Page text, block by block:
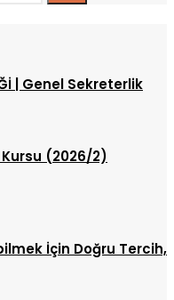
| Genel Sekreterlik
(2026/2)
İçin Doğru Tercih,